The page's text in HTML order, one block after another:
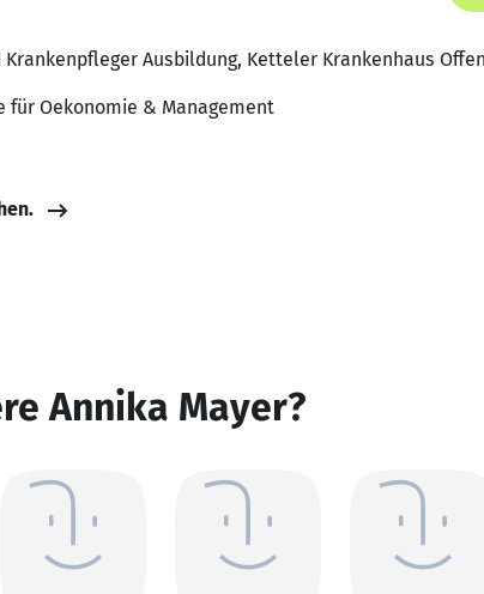
Krankenpfleger Ausbildung, Ketteler Krankenhaus
für Oekonomie & Management
Annika Mayer?